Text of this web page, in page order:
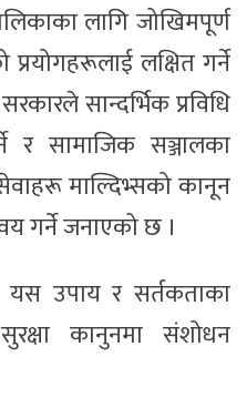
लागि जोखिमपूर्ण
लक्षित गर्ने
सान्दर्भिक प्रविधि
र सामाजिक सञ्जालका
माल्दिभ्सको कानून
गर्ने जनाएको छ ।
यस उपाय र सर्तकताका
कानुनमा संशोधन